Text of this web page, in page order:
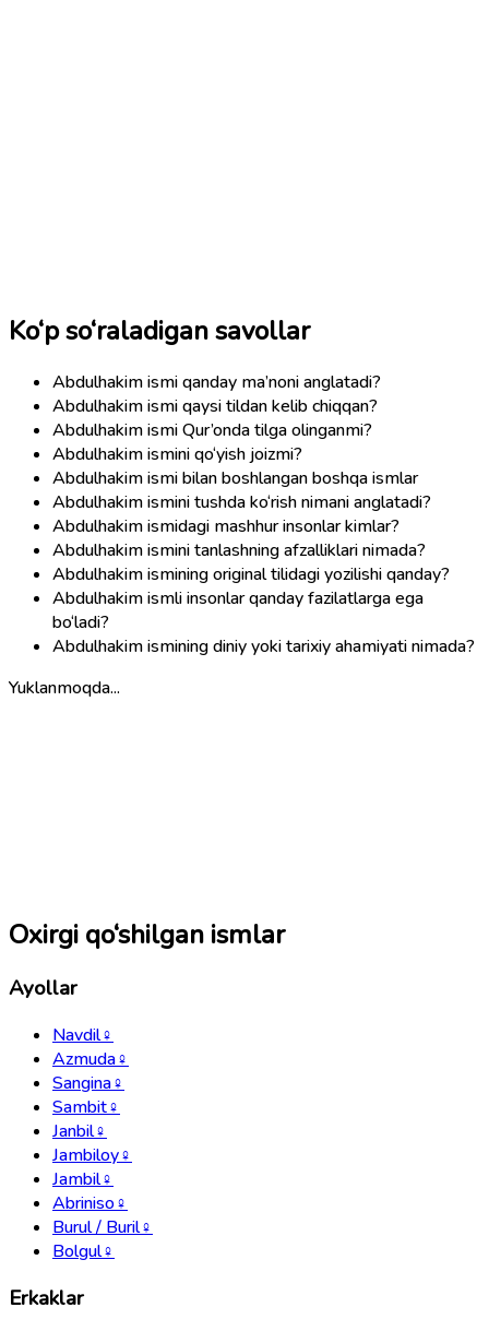
Ko‘p so‘raladigan savollar
Abdulhakim ismi qanday ma’noni anglatadi?
Abdulhakim ismi qaysi tildan kelib chiqqan?
Abdulhakim ismi Qur’onda tilga olinganmi?
Abdulhakim ismini qo‘yish joizmi?
Abdulhakim ismi bilan boshlangan boshqa ismlar
Abdulhakim ismini tushda ko‘rish nimani anglatadi?
Abdulhakim ismidagi mashhur insonlar kimlar?
Abdulhakim ismini tanlashning afzalliklari nimada?
Abdulhakim ismining original tilidagi yozilishi qanday?
Abdulhakim ismli insonlar qanday fazilatlarga ega
bo‘ladi?
Abdulhakim ismining diniy yoki tarixiy ahamiyati nimada?
Yuklanmoqda...
Oxirgi qo‘shilgan ismlar
Ayollar
Navdil♀
Azmuda♀
Sangina♀
Sambit♀
Janbil♀
Jambiloy♀
Jambil♀
Abriniso♀
Burul / Buril♀
Bolgul♀
Erkaklar